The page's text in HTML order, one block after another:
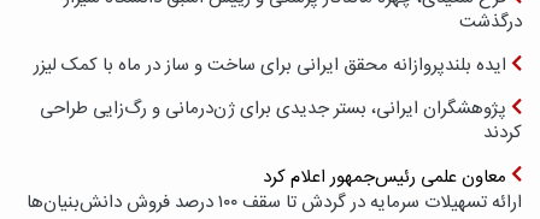
درگذشت
ایده بلندپروازانه محقق ایرانی برای ساخت و ساز در ماه با کمک لیزر
پژوهشگران ایرانی، بستر جدیدی برای ژن‌درمانی و رگ‌زایی طراحی
کردند
معاون علمی رئیس‌جمهور اعلام کرد
ارائه تسهیلات سرمایه در گردش تا سقف ۱۰۰ درصد فروش دانش‌بنیان‌ها